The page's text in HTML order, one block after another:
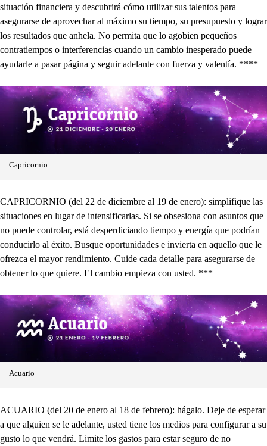
situación financiera y descubrirá cómo utilizar sus talentos para
asegurarse de aprovechar al máximo su tiempo, su presupuesto y lograr
los resultados que anhela. No permita que lo agobien pequeños
contratiempos o interferencias cuando un cambio inesperado puede
ayudarle a pasar página y seguir adelante con fuerza y valentía. ****
Capricornio
CAPRICORNIO (del 22 de diciembre al 19 de enero): simplifique las
situaciones en lugar de intensificarlas. Si se obsesiona con asuntos que
no puede controlar, está desperdiciando tiempo y energía que podrían
conducirlo al éxito. Busque oportunidades e invierta en aquello que le
ofrezca el mayor rendimiento. Cuide cada detalle para asegurarse de
obtener lo que quiere. El cambio empieza con usted. ***
Acuario
ACUARIO (del 20 de enero al 18 de febrero): hágalo. Deje de esperar
a que alguien se le adelante, usted tiene los medios para configurar a su
gusto lo que vendrá. Limite los gastos para estar seguro de no